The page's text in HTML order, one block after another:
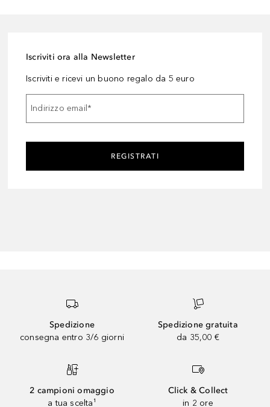
Iscriviti ora alla Newsletter
Iscriviti e ricevi un buono regalo da 5 euro
Indirizzo email*
REGISTRATI
Spedizione
consegna entro 3/6 giorni
Spedizione gratuita
da 35,00 €
2 campioni omaggio
a tua scelta¹
Click & Collect
in 2 ore